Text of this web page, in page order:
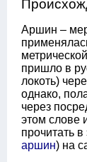
Аршин –
пришло в
локоть)
однако,
через
этом слове
прочитать в
аршин) на